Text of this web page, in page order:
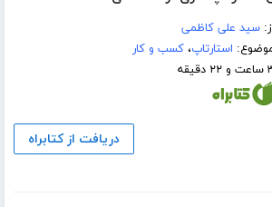
سید علی کاظمی
استارتاپ،کسب و کار
دقیقه
دریافت از کتابراه